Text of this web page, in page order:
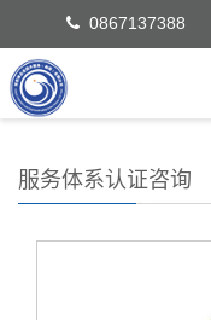
0867137388
服务体系认证咨询